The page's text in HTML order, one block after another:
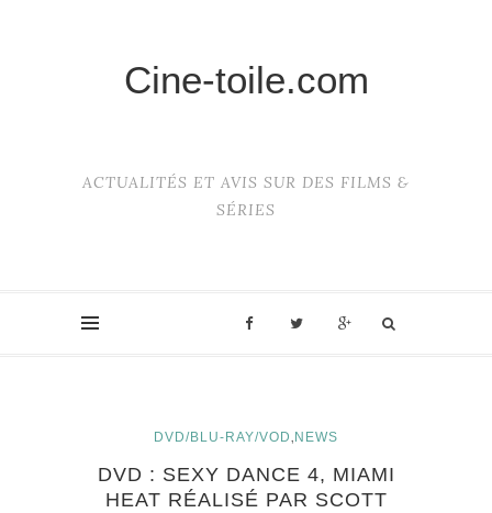
Cine-toile.com
ACTUALITÉS ET AVIS SUR DES FILMS &
SÉRIES
DVD/BLU-RAY/VOD, NEWS
DVD : SEXY DANCE 4, MIAMI
HEAT RÉALISÉ PAR SCOTT